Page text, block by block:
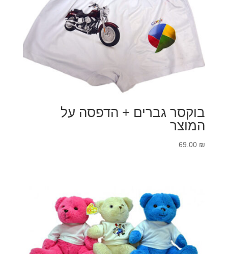
בוקסר גברים + הדפסה על
המוצר
69.00 ₪